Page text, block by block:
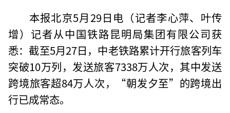
本报北京5月29日电（记者李心萍、叶传
增）记者从中国铁路昆明局集团有限公司获
悉：截至5月27日，中老铁路累计开行旅客列车
突破10万列，发送旅客7338万人次，其中发送
跨境旅客超84万人次，“朝发夕至”的跨境出
行已成常态。